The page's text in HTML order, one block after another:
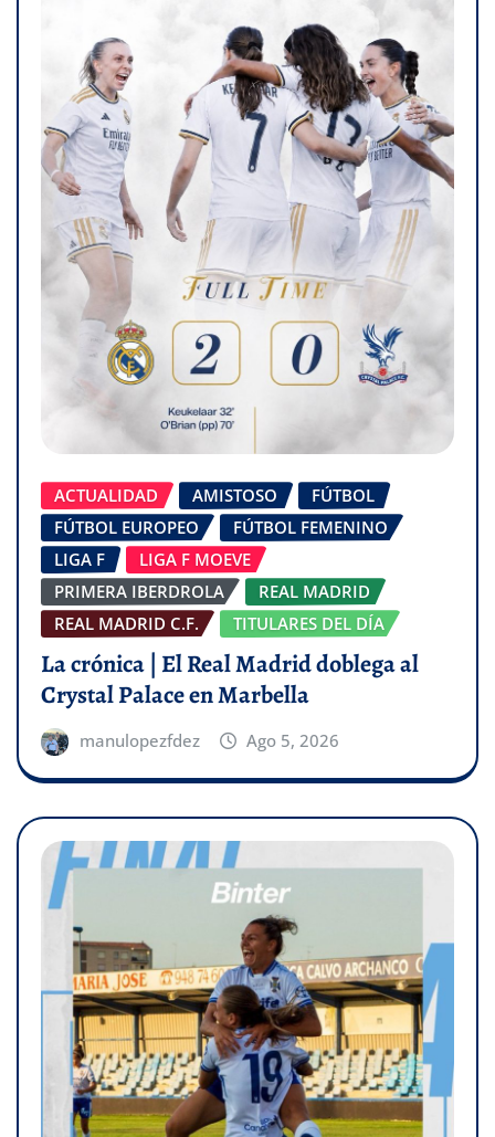
ACTUALIDAD AMISTOSO
FÚTBOL
FÚTBOL EUROPEO
FÚTBOL FEMENINO
LIGA F
LIGA F MOEVE
PRIMERA IBERDROLA
REAL MADRID
REAL MADRID C.F.
TITULARES DEL DÍA
La crónica | El Real Madrid doblega al
Crystal Palace en Marbella
manulopezfdez Ago 5, 2026